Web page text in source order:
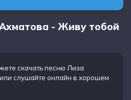
- Живу тобой
скачать песню Лиза
или слушайте онлайн в хорошем